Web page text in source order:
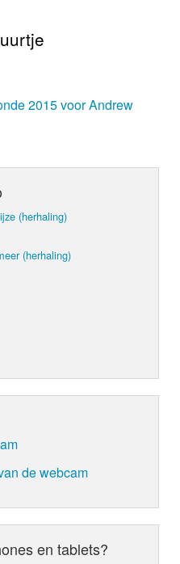
2015 voor Andrew
(herhaling)
(herhaling)
de webcam
en tablets?